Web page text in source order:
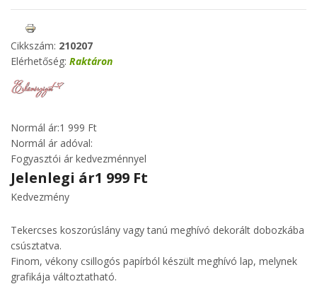
Cikkszám: 210207
Elérhetőség: Raktáron
Normál ár:1 999 Ft
Normál ár adóval:
Fogyasztói ár kedvezménnyel
Jelenlegi ár1 999 Ft
Kedvezmény
Tekercses koszorúslány vagy tanú meghívó dekorált dobozkába
csúsztatva.
Finom, vékony csillogós papírból készült meghívó lap, melynek
grafikája változtatható.